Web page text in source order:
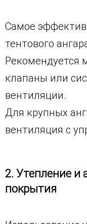
Самое
тентового
Рекомендуется
клапаны или
вентиляции.
Для крупных
вентиляция с
2. Утепление и
покрытия